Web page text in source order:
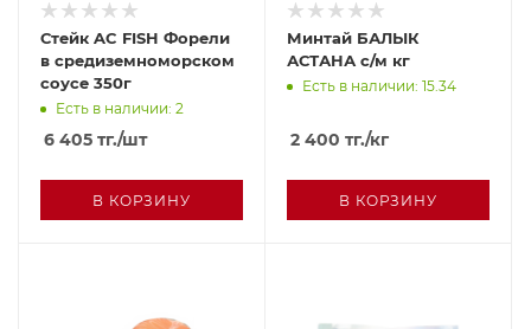
Стейк AC FISH Форели
в средиземноморском
соусе 350г
Есть в наличии: 2
6 405 тг./шт
В КОРЗИНУ
Минтай БАЛЫК
АСТАНА с/м кг
Есть в наличии: 15.34
2 400 тг./кг
В КОРЗИНУ